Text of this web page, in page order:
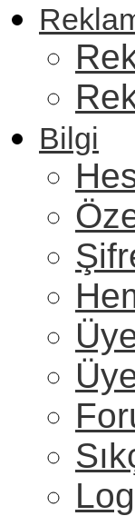
Bilgi